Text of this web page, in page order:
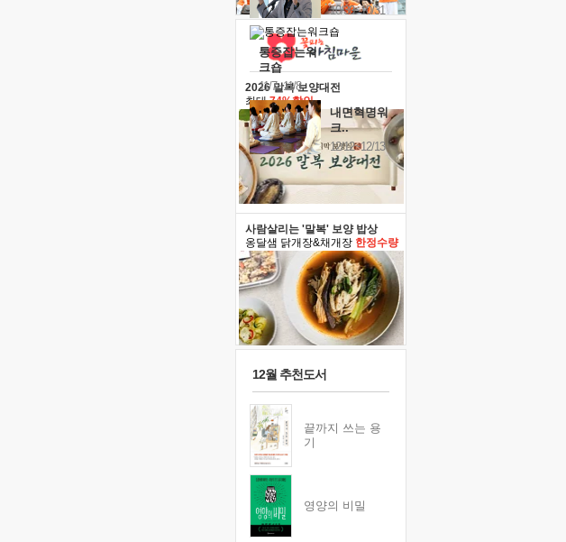
10/30~10/31
통증잡는워
크숍
11/7~11/8
내면혁명워
크..
12/12~12/13
2026 말복 보양대전
최대74%할인
사람살리는 '말복' 보양 밥상
옹달샘 닭개장&채개장 한정수량
12월 추천도서
끝까지 쓰는 용
기
영양의 비밀